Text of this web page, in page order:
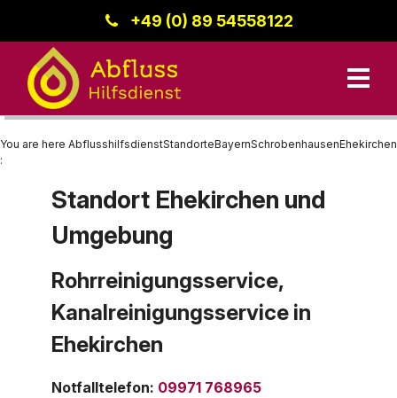
+49 (0) 89 54558122
Unsere Leistungen
Rohrreinigung
Kanalinspektion
Region Donau-Iller
Baden-Württemberg
Hessen
Kontakt
Impressum
You are here
:
AbflusshilfsdienstStandorteBayernSchrobenhausenEhekirchen
Standort Ehekirchen und
Umgebung
Rohrreinigungsservice,
Kanalreinigungsservice in
Ehekirchen
Notfalltelefon: 09971 768965